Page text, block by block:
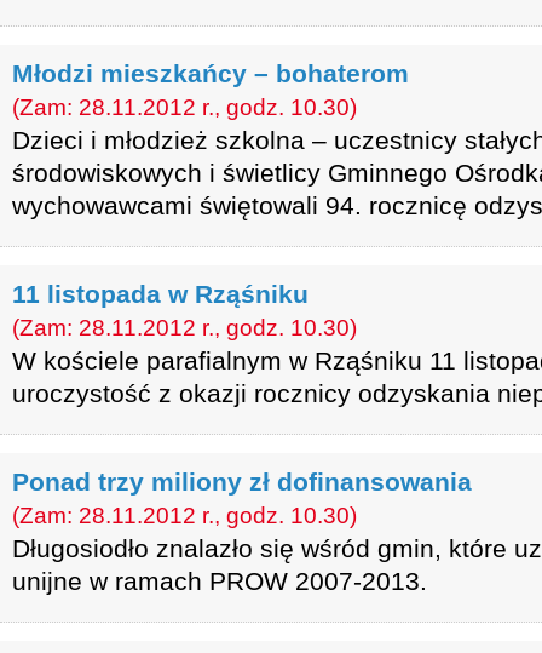
Młodzi mieszkańcy – bohaterom
(Zam: 28.11.2012 r., godz. 10.30)
Dzieci i młodzież szkolna – uczestnicy
środowiskowych i świetlicy Gminnego
wychowawcami świętowali 94. rocznicę
11 listopada w Rząśniku
(Zam: 28.11.2012 r., godz. 10.30)
W kościele parafialnym w Rząśniku 11
uroczystość z okazji rocznicy odzyskania
Ponad trzy miliony zł dofinansowania
(Zam: 28.11.2012 r., godz. 10.30)
Długosiodło znalazło się wśród gmin, które
unijne w ramach PROW 2007-2013.